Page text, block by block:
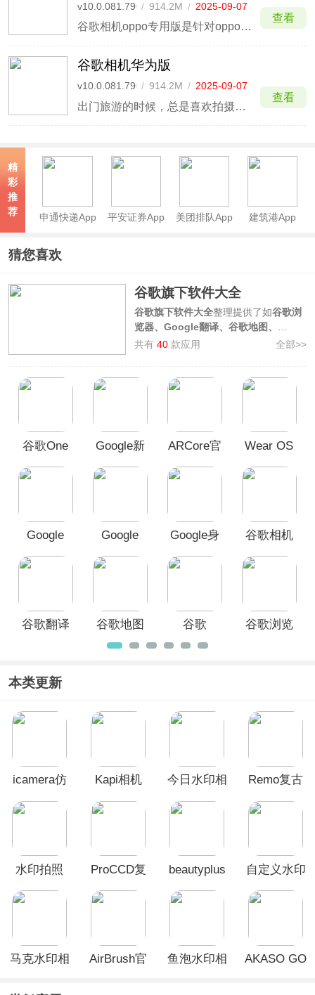
v10.0.081.790960413.20
/ 914.2M / 2025-09-07
谷歌相机oppo专用版是针对oppo手机修改的谷歌相机版本，其中提供了Photo Sphere模式、镜头模糊模式、全景模式等多种拍照模式，极富创意，不仅能够拍摄出高分辨率的全景照片，还能将人物、美食、动物拍摄的更加精美，让照片效果更优质。
查看
谷歌相机华为版
v10.0.081.790960413.20
/ 914.2M / 2025-09-07
出门旅游的时候，总是喜欢拍摄各种的照片？那么手机对于像素、画质以及成像效果等都需要很高的要求了，本次带来的谷歌相机华为版，可以完美替代您的系统默认相机，结合谷歌相机的独特夜间算法，让您的华为手机夜间效果堪称无敌，绝不错过任何精彩瞬间。
查看
精
彩
推
荐
申通快递App 平安证券App 美团排队App 建筑港App
猜您喜欢
谷歌旗下软件大全
谷歌旗下软件大全整理提供了如谷歌浏
览器、Google翻译、谷歌地图、
Google Play电影
等由谷歌公司开发的
盖了各种领域，包括浏览器、办公套
器、谷歌翻译、谷歌地图和谷歌相机等
等，这些谷歌app可以让用户能够更好
生活和工作的效率，有需要的朋友可以
共有40 款应用 全部>>
谷歌One
Google新
ARCore官
Wear OS
中国版
Google
框架2026
Google
Google身
安卓版
谷歌相机
谷歌翻译
谷歌地图
手机版中
谷歌
app(Google
谷歌浏览
本类更新
icamera仿
Kapi相机
今日水印相
Remo复古
水印拍照
ProCCD复
相机app
beautyplus
自定义水印
马克水印相
AirBrush官
鱼泡水印相
AKASO GO